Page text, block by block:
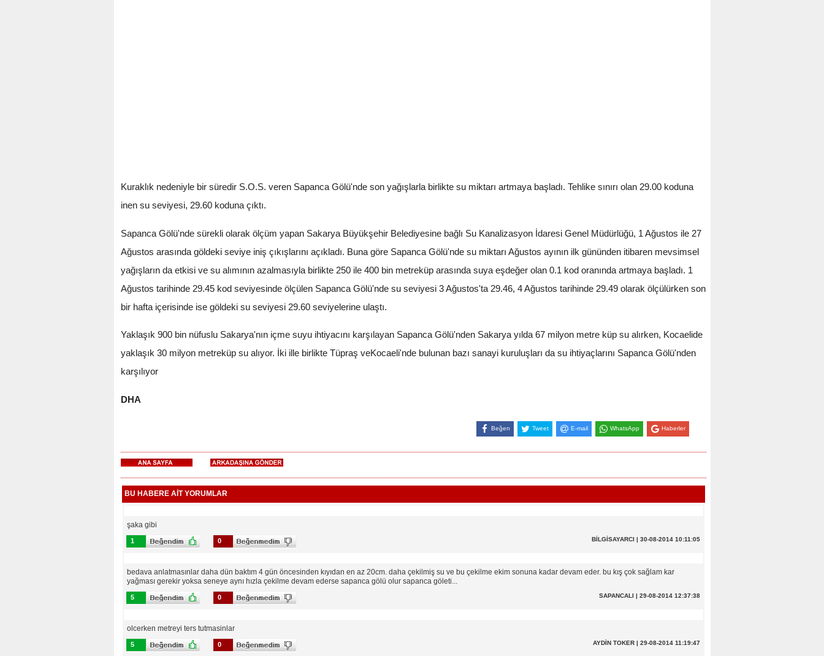
Kuraklık nedeniyle bir süredir S.O.S. veren Sapanca Gölü'nde son yağışlarla birlikte su miktarı artmaya başladı. Tehlike sınırı olan 29.00 koduna
inen su seviyesi, 29.60 koduna çıktı.
Sapanca Gölü'nde sürekli olarak ölçüm yapan Sakarya Büyükşehir Belediyesine bağlı Su Kanalizasyon İdaresi Genel Müdürlüğü, 1 Ağustos ile 27
Ağustos arasında göldeki seviye iniş çıkışlarını açıkladı. Buna göre Sapanca Gölü'nde su miktarı Ağustos ayının ilk gününden itibaren mevsimsel
yağışların da etkisi ve su alımının azalmasıyla birlikte 250 ile 400 bin metreküp arasında suya eşdeğer olan 0.1 kod oranında artmaya başladı. 1
Ağustos tarihinde 29.45 kod seviyesinde ölçülen Sapanca Gölü'nde su seviyesi 3 Ağustos'ta 29.46, 4 Ağustos tarihinde 29.49 olarak ölçülürken son
bir hafta içerisinde ise göldeki su seviyesi 29.60 seviyelerine ulaştı.
Yaklaşık 900 bin nüfuslu Sakarya'nın içme suyu ihtiyacını karşılayan Sapanca Gölü'nden Sakarya yılda 67 milyon metre küp su alırken, Kocaelide
yaklaşık 30 milyon metreküp su alıyor. İki ille birlikte Tüpraş veKocaeli'nde bulunan bazı sanayi kuruluşları da su ihtiyaçlarını Sapanca Gölü'nden
karşılıyor
DHA
Beğen Tweet E-mail WhatsApp Haberler
BU HABERE AİT YORUMLAR
şaka gibi
1 0 BİLGİSAYARCI | 30-08-2014 10:11:05
bedava anlatmasınlar daha dün baktım 4 gün öncesinden kıyıdan en az 20cm. daha çekilmiş su ve bu çekilme ekim sonuna kadar devam eder. bu kış çok sağlam kar
yağması gerekir yoksa seneye aynı hızla çekilme devam ederse sapanca gölü olur sapanca göleti...
5 0 SAPANCALI | 29-08-2014 12:37:38
olcerken metreyi ters tutmasinlar
5 0 AYDİN TOKER | 29-08-2014 11:19:47